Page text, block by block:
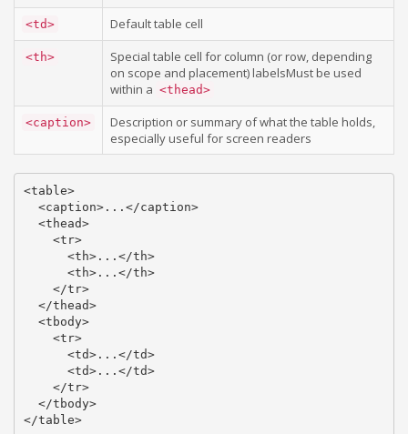
<td> Default table cell
<th>
Special table cell for column (or row, depending
on scope and placement) labelsMust be used
within a <thead>
<caption>
Description or summary of what the table holds,
especially useful for screen readers
<table>
  <caption>...</caption>
  <thead>
    <tr>
      <th>...</th>
      <th>...</th>
    </tr>
  </thead>
  <tbody>
    <tr>
      <td>...</td>
      <td>...</td>
    </tr>
  </tbody>
</table>